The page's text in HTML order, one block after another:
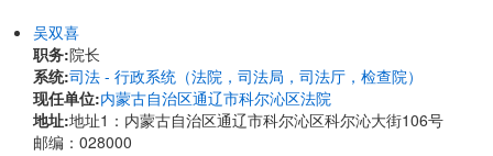
吴双喜
职务:院长
系统:司法 - 行政系统（法院，司法局，司法厅，检查院）
现任单位:内蒙古自治区通辽市科尔沁区法院
地址:地址1：内蒙古自治区通辽市科尔沁区科尔沁大街106号
邮编：028000